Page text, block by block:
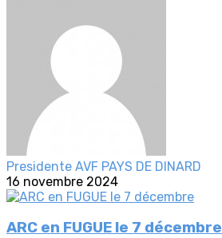
Presidente AVF PAYS DE DINARD
16 novembre 2024
ARC en FUGUE le 7 décembre